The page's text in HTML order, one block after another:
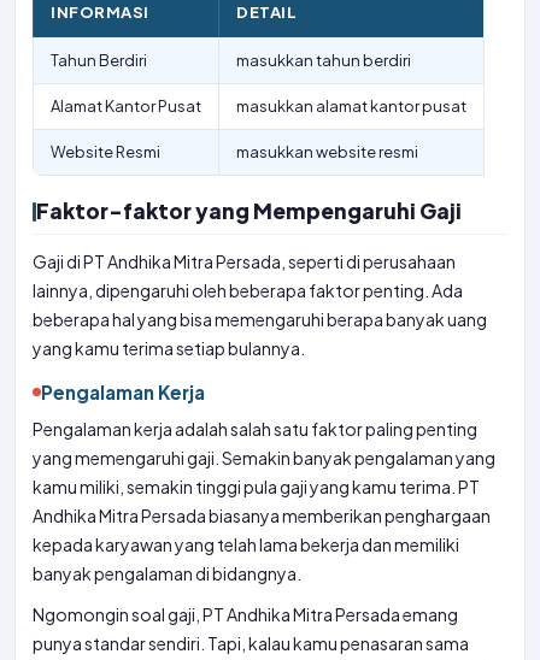
INFORMASI DETAIL
Tahun Berdiri masukkan tahun berdiri
Alamat Kantor Pusat masukkan alamat kantor pusat
Website Resmi masukkan website resmi
Faktor-faktor yang Mempengaruhi Gaji
Gaji di PT Andhika Mitra Persada, seperti di perusahaan
lainnya, dipengaruhi oleh beberapa faktor penting. Ada
beberapa hal yang bisa memengaruhi berapa banyak uang
yang kamu terima setiap bulannya.
Pengalaman Kerja
Pengalaman kerja adalah salah satu faktor paling penting
yang memengaruhi gaji. Semakin banyak pengalaman yang
kamu miliki, semakin tinggi pula gaji yang kamu terima. PT
Andhika Mitra Persada biasanya memberikan penghargaan
kepada karyawan yang telah lama bekerja dan memiliki
banyak pengalaman di bidangnya.
Ngomongin soal gaji, PT Andhika Mitra Persada emang
punya standar sendiri. Tapi, kalau kamu penasaran sama